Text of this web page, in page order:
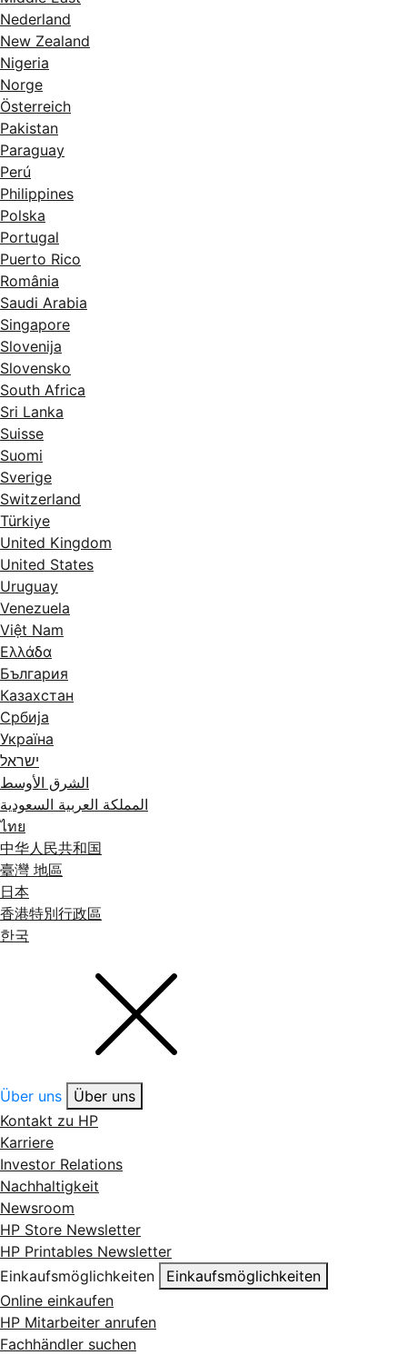
Nederland
New Zealand
Nigeria
Norge
Österreich
Pakistan
Paraguay
Perú
Philippines
Polska
Portugal
Puerto Rico
România
Saudi Arabia
Singapore
Slovenija
Slovensko
South Africa
Sri Lanka
Suisse
Suomi
Sverige
Switzerland
Türkiye
United Kingdom
United States
Uruguay
Venezuela
Việt Nam
Ελλάδα
България
Казахстан
Србија
Україна
ישראל
الشرق الأوسط
المملكة العربية السعودية
ไทย
中华人民共和国
臺灣 地區
日本
香港特別行政區
한국
Über uns
Über uns
Kontakt zu HP
Karriere
Investor Relations
Nachhaltigkeit
Newsroom
HP Store Newsletter
HP Printables Newsletter
Einkaufsmöglichkeiten
Einkaufsmöglichkeiten
Online einkaufen
HP Mitarbeiter anrufen
Fachhändler suchen